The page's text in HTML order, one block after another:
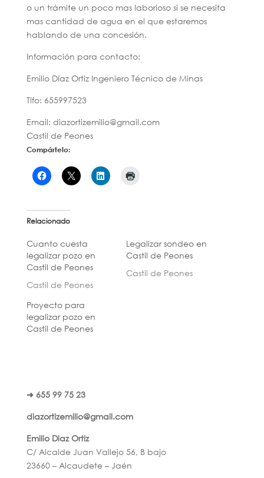
o un trámite un poco mas laborioso si se necesita
mas cantidad de agua en el que estaremos
hablando de una concesión.
Información para contacto:
Emilio Díaz Ortiz Ingeniero Técnico de Minas
Tlfo: 655997523
Email: diazortizemilio@gmail.com
Castil de Peones
Compártelo:
Relacionado
Cuanto cuesta
legalizar pozo en
Castil de Peones
Castil de Peones
Legalizar sondeo en
Castil de Peones
Castil de Peones
Proyecto para
legalizar pozo en
Castil de Peones
➜ 655 99 75 23
diazortizemilio@gmail.com
Emilio Diaz Ortiz
C/ Alcalde Juan Vallejo 56, B bajo
23660 – Alcaudete – Jaén